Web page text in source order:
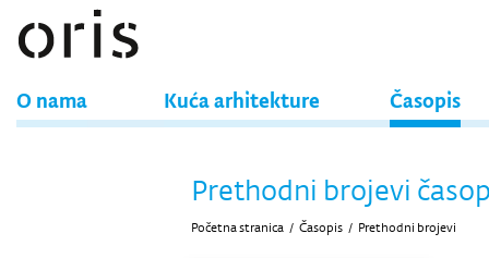
O nama Kuća arhitekture Časopis
Prethodni brojevi
Početna stranica / Časopis / Prethodni brojevi